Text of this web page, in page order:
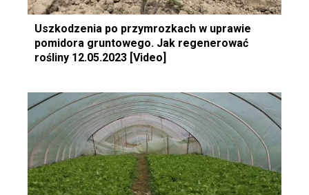
Uszkodzenia po przymrozkach w uprawie
pomidora gruntowego. Jak regenerować
rośliny 12.05.2023 [Video]